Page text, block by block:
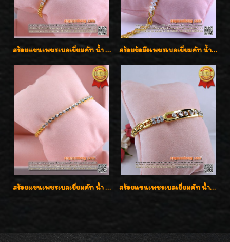
สร้อยแขนเพชรเบลเยี่ยมคัท น้ำ 97 G-Color/VVS เพชร 20 เม็ดน้ำหนักเพชร 0.80 กะรัต ใส่สวยน่ารัก ราคาเบาๆ ลดพิเศษค่ะ สร้อยข้อมือเพชรเบลเยี่ยมคัท น้ำ 98 F-Color/VVS น้ำหนักเพชร 1.75 กะรัต ตัวเรือนทอง เพชรสวยรูปแบบน่ารัก ใส่สวยมั๊กมากค่ะ
สร้อยแขนเพชรเบลเยี่ยมคัท น้ำ 97 G-Color/VVS เพชร 17 เม็ดน้ำหนักเพชร 0.78 กะรัต ตัวเรือนทองน้ำหนัก 9.7 กรัม ใส่สวยน่ารัก ราคาไม่แพงค่ะ สร้อยแขนเพชรเบลเยี่ยมคัท น้ำ98 F-Color/VVS น้ำหนักเพชรรวม 54 ตังค์ เพชรกลิ้งไปมาสวยน่ารักค่ะ